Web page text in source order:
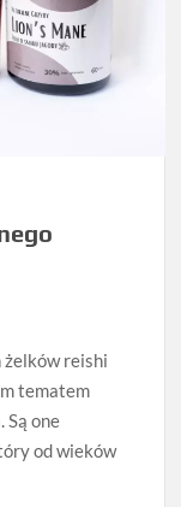
reishi
tematem
Są one
od wieków